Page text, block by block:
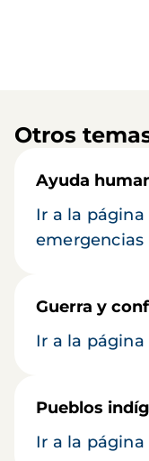
Otros
Ayuda
Ir a la
emergencias
Guerra y
Ir a la
Pueblos
Ir a la